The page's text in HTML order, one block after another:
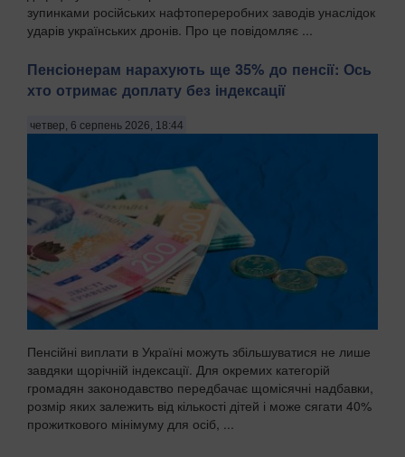
зупинками російських нафтопереробних заводів унаслідок
ударів українських дронів. Про це повідомляє ...
Пенсіонерам нарахують ще 35% до пенсії: Ось
хто отримає доплату без індексації
четвер, 6 серпень 2026, 18:44
Пенсійні виплати в Україні можуть збільшуватися не лише
завдяки щорічній індексації. Для окремих категорій
громадян законодавство передбачає щомісячні надбавки,
розмір яких залежить від кількості дітей і може сягати 40%
прожиткового мінімуму для осіб, ...